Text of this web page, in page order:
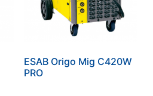
ESAB Origo Mig C420W
PRO